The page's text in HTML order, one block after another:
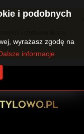
użytkownika o
i podobnych
wyrażasz zgodę na
informacje